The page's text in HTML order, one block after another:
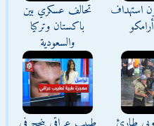
استهداف
تحالف عسكري بين
باكستان وتركيا
والسعودية